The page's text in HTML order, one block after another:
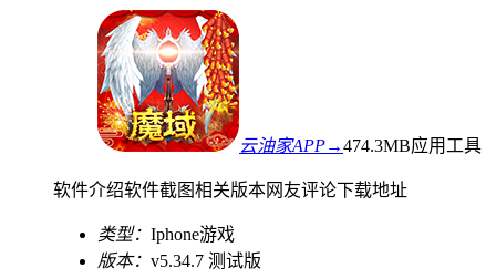
云油家APP→474.3MB应用工具
软件介绍软件截图相关版本网友评论下载地址
类型： Iphone游戏
版本： v5.34.7 测试版